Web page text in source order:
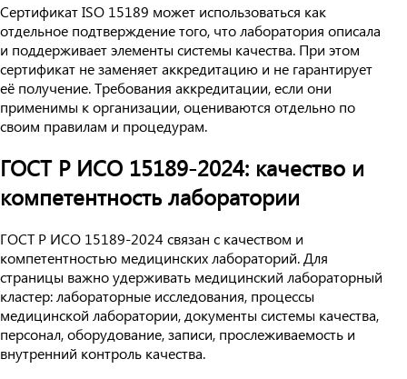
Сертификат ISO 15189 может использоваться как
отдельное подтверждение того, что лаборатория описала
и поддерживает элементы системы качества. При этом
сертификат не заменяет аккредитацию и не гарантирует
её получение. Требования аккредитации, если они
применимы к организации, оцениваются отдельно по
своим правилам и процедурам.
ГОСТ Р ИСО 15189-2024: качество и
компетентность лаборатории
ГОСТ Р ИСО 15189-2024 связан с качеством и
компетентностью медицинских лабораторий. Для
страницы важно удерживать медицинский лабораторный
кластер: лабораторные исследования, процессы
медицинской лаборатории, документы системы качества,
персонал, оборудование, записи, прослеживаемость и
внутренний контроль качества.